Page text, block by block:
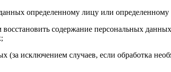
определенному лицу или определенному
содержание персональных
исключением случаев, если обработка